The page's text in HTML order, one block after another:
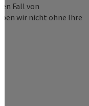
Fall von
wir nicht ohne Ihre